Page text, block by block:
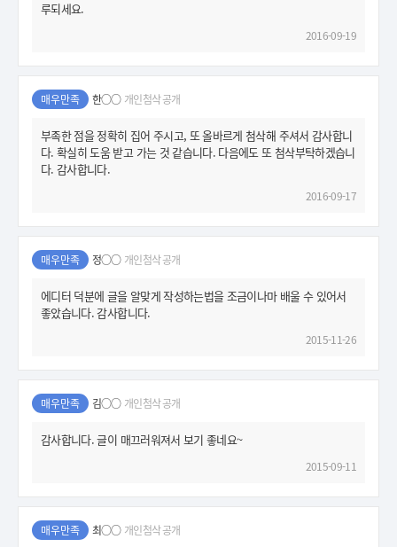
루되세요.
2016-09-19
매우만족 한○○ 개인첨삭 공개
부족한 점을 정확히 집어 주시고, 또 올바르게 첨삭해 주셔서 감사합니
다. 확실히 도움 받고 가는 것 같습니다. 다음에도 또 첨삭부탁하겠습니
다. 감사합니다.
2016-09-17
매우만족 정○○ 개인첨삭 공개
에디터 덕분에 글을 알맞게 작성하는법을 조금이나마 배울 수 있어서
좋았습니다. 감사합니다.
2015-11-26
매우만족 김○○ 개인첨삭 공개
감사합니다. 글이 매끄러워져서 보기 좋네요~
2015-09-11
매우만족 최○○ 개인첨삭 공개